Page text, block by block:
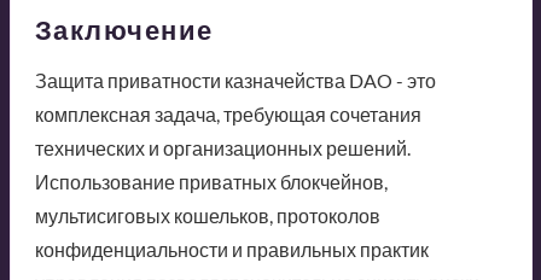
Заключение
Защита приватности казначейства DAO - это
комплексная задача, требующая сочетания
технических и организационных решений.
Использование приватных блокчейнов,
мультисиговых кошельков, протоколов
конфиденциальности и правильных практик